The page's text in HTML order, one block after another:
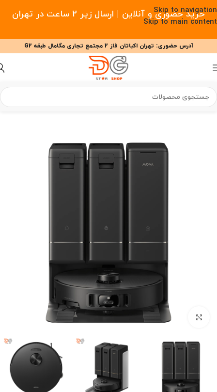
Skip to navigation
Skip to main content
خرید حضوری و آنلاین | ارسال زیر 2 ساعت در تهران
09377477910 - 09127708341 علیزاده
آدرس حضوری: تهران اکباتان فاز 2 مجتمع تجاری مگامال طبقه G2
خانه/خانه هوشمند/جارو رباتیک/جارو رباتیک مووا
برای بزرگنمایی کلیک کنید